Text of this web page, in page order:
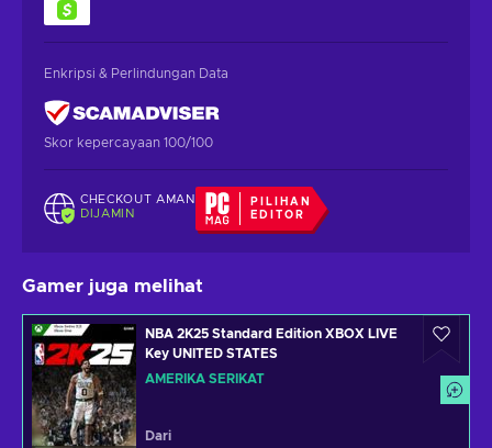
Enkripsi & Perlindungan Data
Skor kepercayaan 100/100
CHECKOUT AMAN
DIJAMIN
PILIHAN
EDITOR
Gamer juga melihat
NBA 2K25 Standard Edition XBOX LIVE
Key UNITED STATES
AMERIKA SERIKAT
Dari